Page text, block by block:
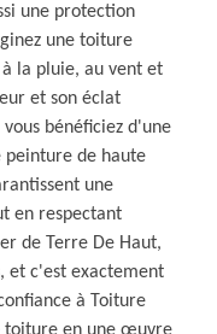
une protection
une toiture
la pluie, au vent et
et son éclat
bénéficiez d'une
peinture de haute
une
en respectant
de Terre De Haut,
et c'est exactement
à Toiture
toiture en une œuvre